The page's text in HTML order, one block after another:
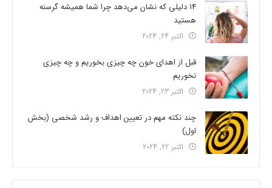
14 دلیلی که نشان می‌دهد چرا شما همیشه گرسنه
هستید
اکتبر 24, 2024
قبل از اهدای خون چه چیزی بخوریم و چه چیزی
نخوریم
اکتبر 23, 2024
چند نکته مهم در تعیین اهداف و رشد شخصی (بخش
اول)
اکتبر 22, 2024